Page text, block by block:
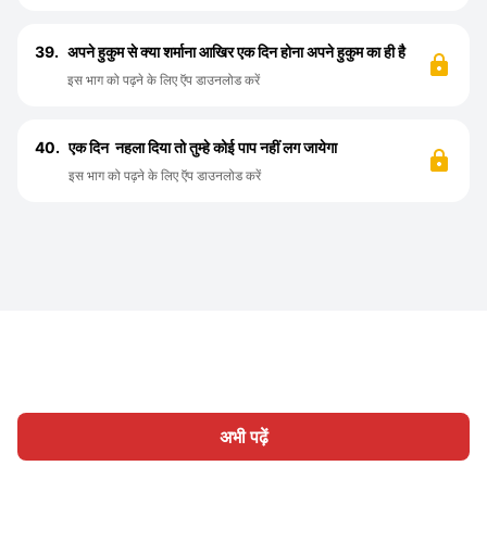
अभी पढ़ें
39. अपने हुकुम से क्या शर्माना आखिर एक दिन होना अपने हुकुम का ही है
इस भाग को पढ़ने के लिए ऍप डाउनलोड करें
40. एक दिन नहला दिया तो तुम्हे कोई पाप नहीं लग जायेगा
इस भाग को पढ़ने के लिए ऍप डाउनलोड करें
होम श्रेणी लिखिए लेख साइन इन